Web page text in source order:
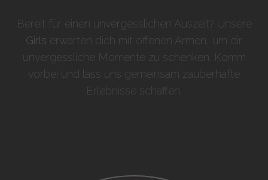
Bereit für einen unvergesslichen Auszeit? Unsere
Girls erwarten dich mit offenen Armen, um dir
unvergessliche Momente zu schenken. Komm
vorbei und lass uns gemeinsam zauberhafte
Erlebnisse schaffen.